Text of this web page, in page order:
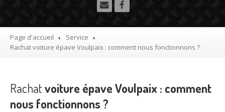
Utilitaire
Démolisseuragrée VHU gratuit
Recyclage voiture usagée gratuit
Page d'accueil
Service
Rachatvoiture épave Voulpaix : comment nous fonctionnons ?
Rachatvoiture épave Voulpaix : comment
nous fonctionnons ?